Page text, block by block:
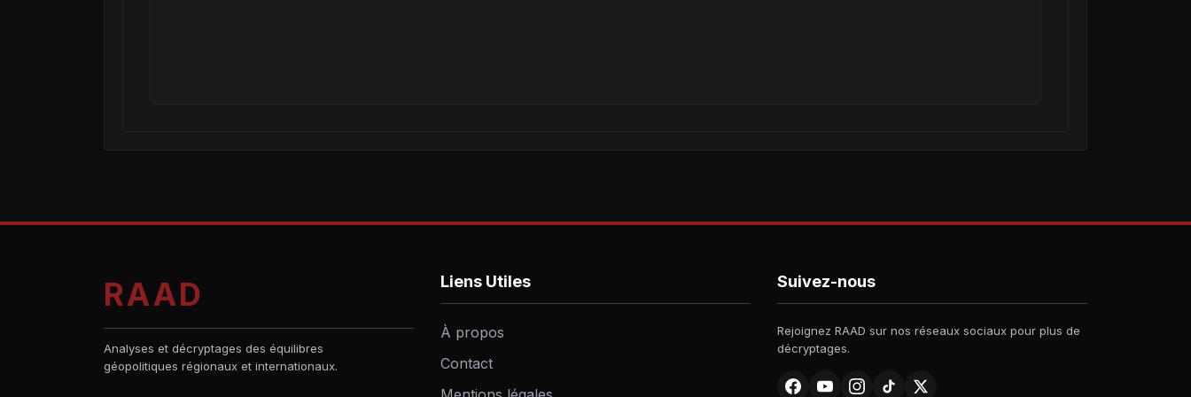
RAAD
Analyses et décryptages des équilibres
géopolitiques régionaux et internationaux.
Liens Utiles
À propos
Contact
Suivez-nous
Rejoignez RAAD sur nos réseaux sociaux pour plus de
décryptages.